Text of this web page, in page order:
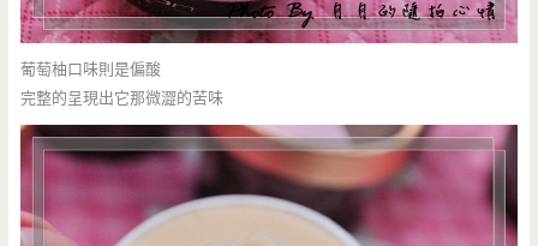
葡萄柚口味則是偏酸
完整的呈現出它那微澀的苦味